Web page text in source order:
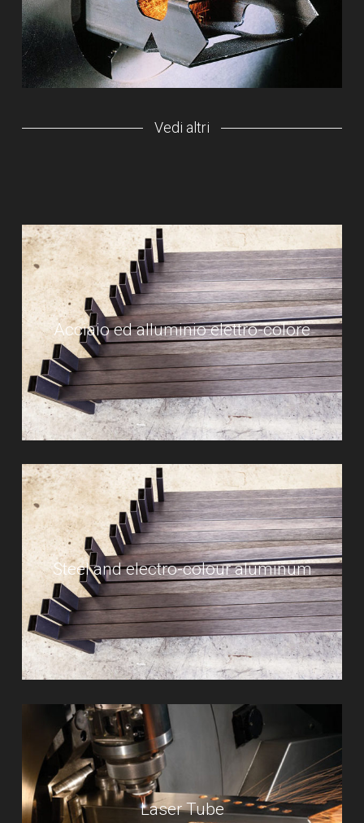
Vedi altri
Acciaio ed alluminio elettro-colore
Steel and electro-colour aluminum
Laser Tube